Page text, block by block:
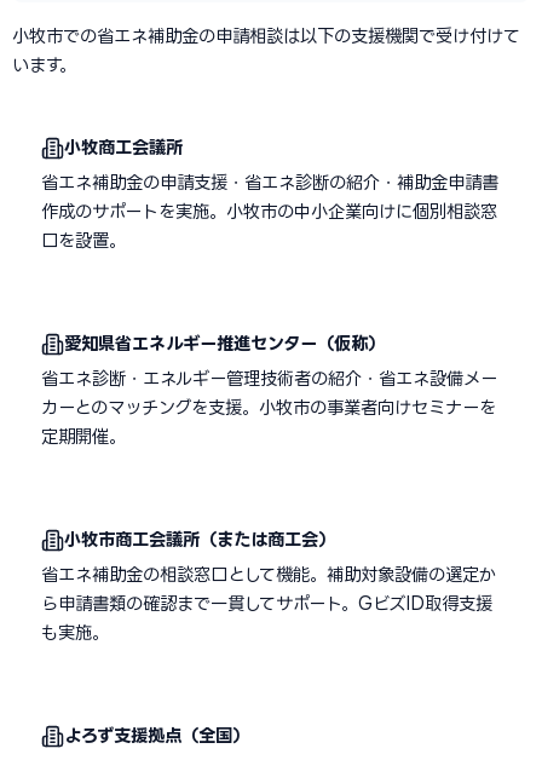
小牧市での省エネ補助金の申請相談は以下の支援機関で受け付けて
います。
小牧商工会議所
省エネ補助金の申請支援・省エネ診断の紹介・補助金申請書
作成のサポートを実施。小牧市の中小企業向けに個別相談窓
口を設置。
愛知県省エネルギー推進センター（仮称）
省エネ診断・エネルギー管理技術者の紹介・省エネ設備メー
カーとのマッチングを支援。小牧市の事業者向けセミナーを
定期開催。
小牧市商工会議所（または商工会）
省エネ補助金の相談窓口として機能。補助対象設備の選定か
ら申請書類の確認まで一貫してサポート。GビズID取得支援
も実施。
よろず支援拠点（全国）